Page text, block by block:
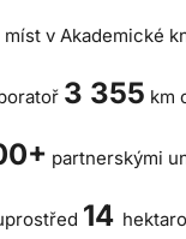
v Akademické
3 355 km
partnerskými
14